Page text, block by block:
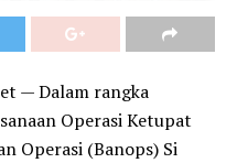
— Dalam rangka
Operasi Ketupat
Operasi (Banops) Si